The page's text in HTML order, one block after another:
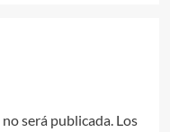
será publicada. Los